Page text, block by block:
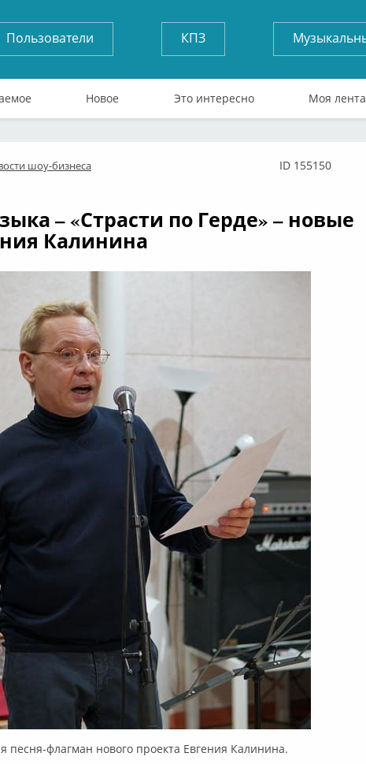
Пользователи КПЗ
Новое Это интересно Моя лента
шоу-бизнеса ID 155150
– «Страсти по Герде» – новые
Калинина
песня-флагман нового проекта Евгения Калинина.